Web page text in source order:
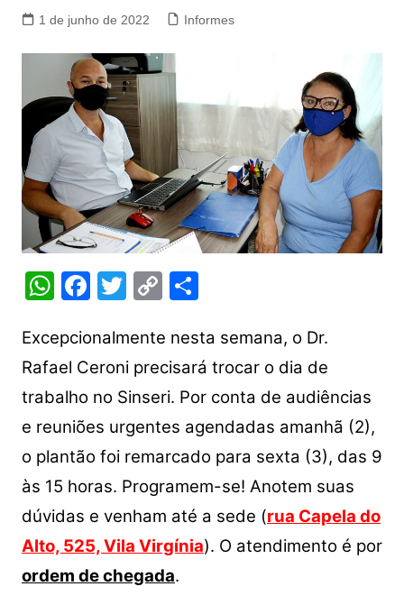
1 de junho de 2022 Informes
W
at
s
A
p
p
F
c
e
b
o
o
k
T
itt
er
C
p
y
Li
n
k
S
ar
e
Excepcionalmente nesta semana, o Dr.
Rafael Ceroni precisará trocar o dia de
trabalho no Sinseri. Por conta de audiências
e reuniões urgentes agendadas amanhã (2),
o plantão foi remarcado para sexta (3), das 9
às 15 horas. Programem-se! Anotem suas
dúvidas e venham até a sede (rua Capela do
Alto, 525, Vila Virgínia). O atendimento é por
ordem de chegada.